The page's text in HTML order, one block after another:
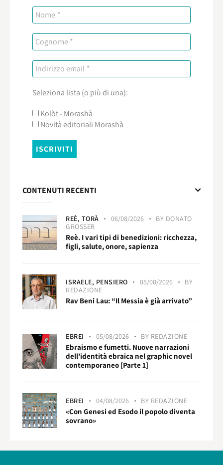
Seleziona lista (o più di una):
Kolòt - Morashà
Novità editoriali Morashà
CONTENUTI RECENTI
REÈ, TORÀ 06/08/2026 BY DONATO
GROSSER
Reè. I vari tipi di benedizioni: ricchezza,
figli, salute, onore, sapienza
ISRAELE, PENSIERO 05/08/2026
BY
REDAZIONE
Rav Beni Lau: “Il Messia è già arrivato”
EBREI 05/08/2026 BY REDAZIONE
Ebraismo e fumetti. Nuove narrazioni
dell’identità ebraica nel graphic novel
contemporaneo [Parte 1]
EBREI 04/08/2026 BY REDAZIONE
«Con Genesi ed Esodo il popolo diventa
sovrano»